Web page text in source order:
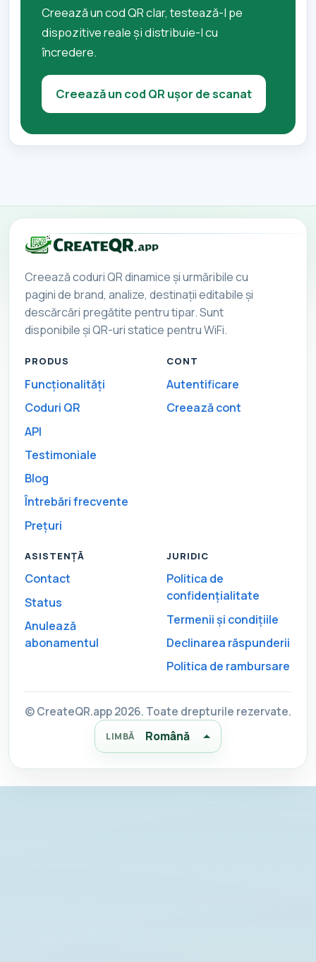
Creează un cod QR clar, testează-l pe
dispozitive reale și distribuie-l cu
încredere.
Creează un cod QR ușor de scanat
Creează coduri QR dinamice și urmăribile cu
pagini de brand, analize, destinații editabile și
descărcări pregătite pentru tipar. Sunt
disponibile și QR-uri statice pentru WiFi.
PRODUS
Funcționalități
Coduri QR
API
Testimoniale
Blog
Întrebări frecvente
Prețuri
CONT
Autentificare
Creează cont
ASISTENȚĂ
Contact
Status
Anulează
abonamentul
JURIDIC
Politica de
confidențialitate
Termenii și condițiile
Declinarea răspunderii
Politica de rambursare
© CreateQR.app 2026. Toate drepturile rezervate.
LIMBĂ Română